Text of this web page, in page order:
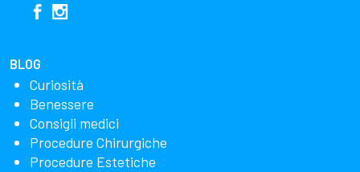
BLOG
Curiosità
Benessere
Consigli medici
Procedure Chirurgiche
Procedure Estetiche